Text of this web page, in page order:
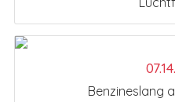
Benzineslang